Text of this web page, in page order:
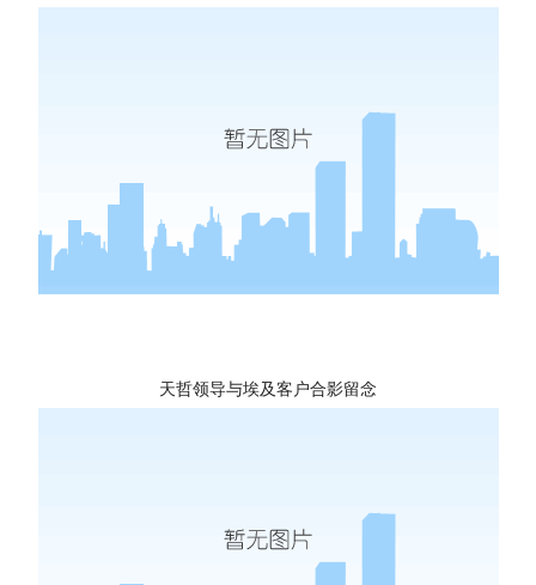
天哲领导与埃及客户合影留念